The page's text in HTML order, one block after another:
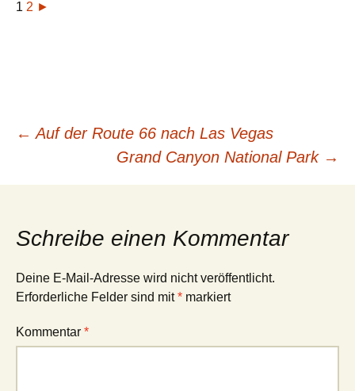
1 2 ►
Beitragsnavigation
← Auf der Route 66 nach Las Vegas
Grand Canyon National Park →
Schreibe einen Kommentar
Deine E-Mail-Adresse wird nicht veröffentlicht.
Erforderliche Felder sind mit* markiert
Kommentar *